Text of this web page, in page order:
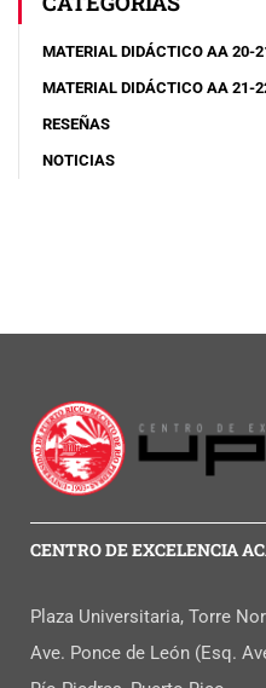
MATERIAL DIDÁCTICO AA 20-
MATERIAL DIDÁCTICO AA 21-
RESEÑAS
NOTICIAS
CENTRO DE EXCELENCIA
Plaza Universitaria, Torre
Ave. Ponce de León (Esq.